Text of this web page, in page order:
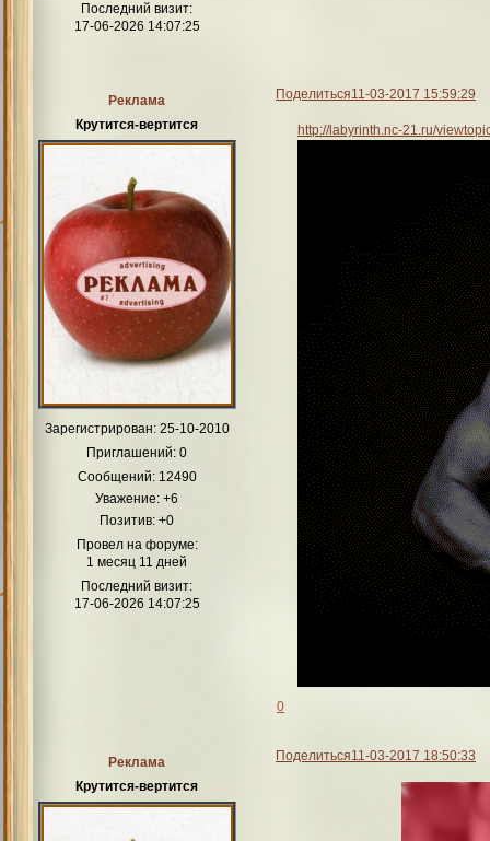
Последний визит:
17-06-2026 14:07:25
Поделиться11-03-2017 15:59:29
Реклама
Крутится-вертится
Зарегистрирован: 25-10-2010
Приглашений: 0
Сообщений:12490
Уважение: +6
Позитив: +0
Провел на форуме:
1 месяц 11 дней
Последний визит:
17-06-2026 14:07:25
http://labyrinth.nc-21.ru/
0
Поделиться11-03-2017 18:50:33
Реклама
Крутится-вертится